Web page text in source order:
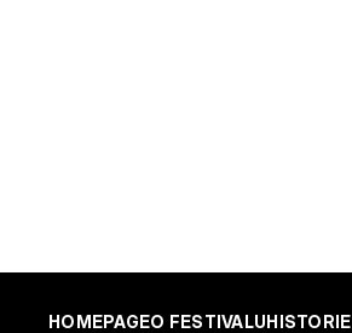
HOMEPAGEO FESTIVALUHISTORIE